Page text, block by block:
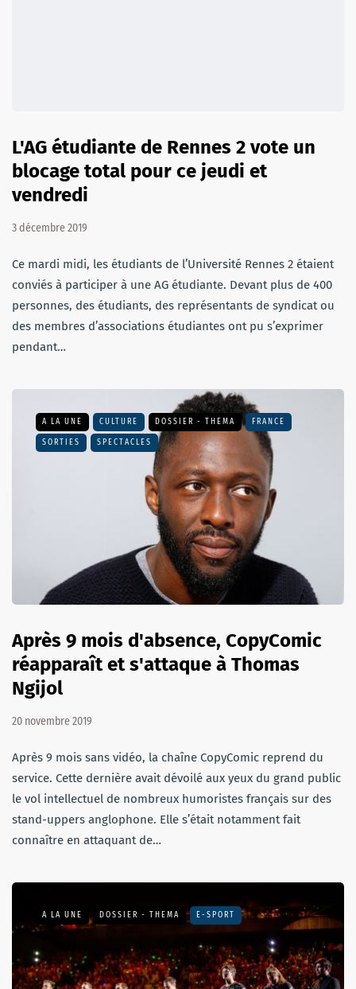
L'AG étudiante de Rennes 2 vote un
blocage total pour ce jeudi et
vendredi
3 décembre 2019
Ce mardi midi, les étudiants de l’Université Rennes 2 étaient
conviés à participer à une AG étudiante. Devant plus de 400
personnes, des étudiants, des représentants de syndicat ou
des membres d’associations étudiantes ont pu s’exprimer
pendant…
A LA UNE CULTURE DOSSIER - THEMA FRANCE
SORTIES SPECTACLES
Après 9 mois d'absence, CopyComic
réapparaît et s'attaque à Thomas
Ngijol
20 novembre 2019
Après 9 mois sans vidéo, la chaîne CopyComic reprend du
service. Cette dernière avait dévoilé aux yeux du grand public
le vol intellectuel de nombreux humoristes français sur des
stand-uppers anglophone. Elle s’était notamment fait
connaître en attaquant de…
A LA UNE DOSSIER - THEMA E-SPORT